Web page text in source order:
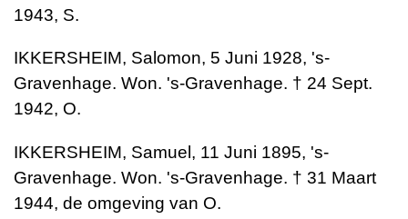
1943, S.
IKKERSHEIM, Salomon, 5 Juni 1928, 's-
Gravenhage. Won. 's-Gravenhage. † 24 Sept.
1942, O.
IKKERSHEIM, Samuel, 11 Juni 1895, 's-
Gravenhage. Won. 's-Gravenhage. † 31 Maart
1944, de omgeving van O.